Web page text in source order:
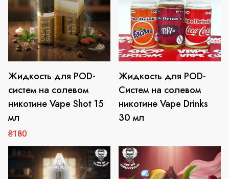
Жидкость для POD-
систем на солевом
никотине Vape Shot 15
мл
₴180
Этот
товар
имеет
вариаций.
Опции
можно
выбрать
на
Жидкость для POD-
Систем на солевом
никотине Vape Drinks
30 мл